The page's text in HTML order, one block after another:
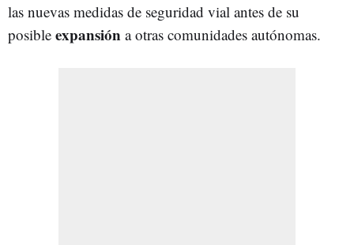
las nuevas medidas de seguridad vial antes de su
posible expansión a otras comunidades autónomas.